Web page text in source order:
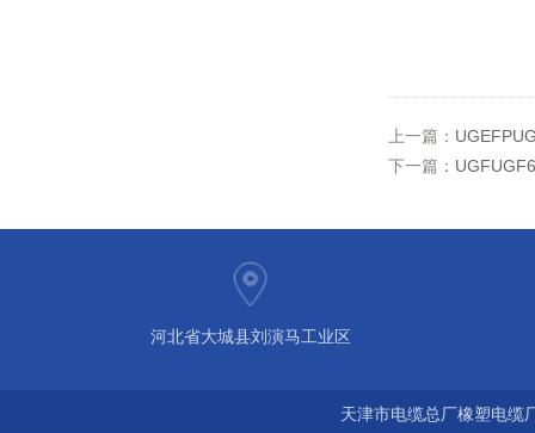
上一篇：
下一篇：
河北省大城县刘演马工业区
天津市电缆总厂橡塑电